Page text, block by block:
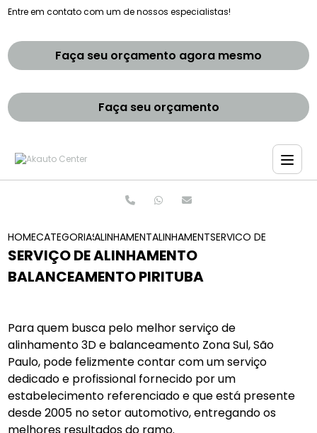
Entre em contato com um de nossos especialistas!
Faça seu orçamento agora mesmo
Faça seu orçamento
HOMECATEGORIASALINHAMENTO E BALANCEAMENTOS
ALINHAMENTO E BALANCEAMENTO
SERVICO DE
SERVIÇO DE ALINHAMENTO
BALANCEAMENTO PIRITUBA
Para quem busca pelo melhor serviço de
alinhamento 3D e balanceamento Zona Sul, São
Paulo, pode felizmente contar com um serviço
dedicado e profissional fornecido por um
estabelecimento referenciado e que está presente
desde 2005 no setor automotivo, entregando os